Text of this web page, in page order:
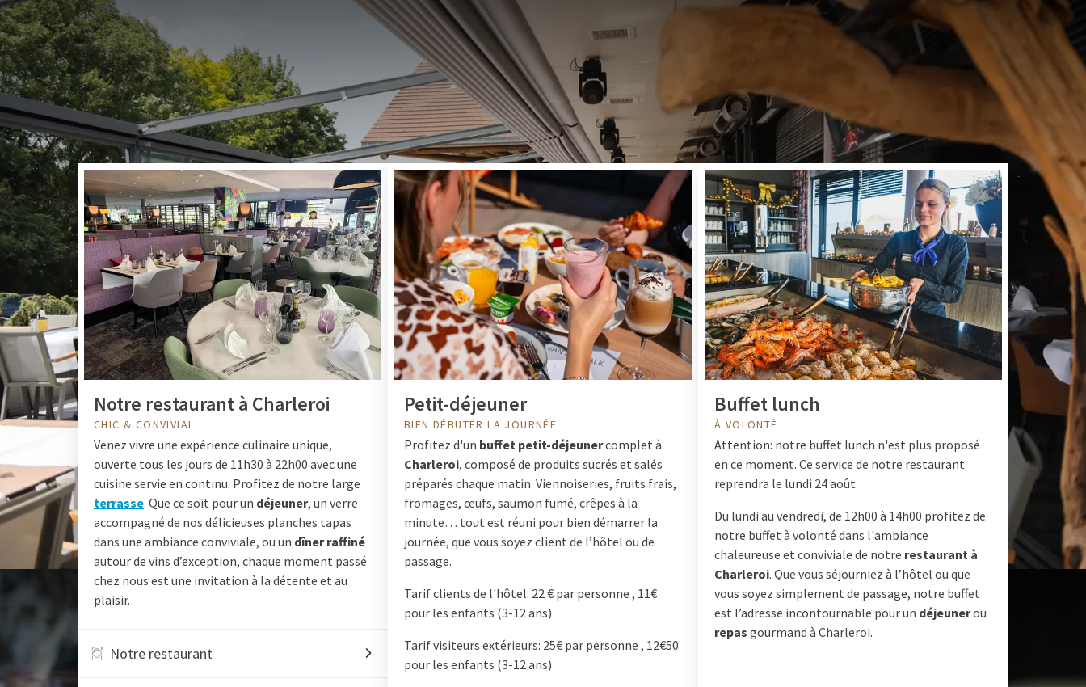
PETIT-DÉJEUNER, DÉJEUNER, DÎNER, APÉRITIF
Au Van der Valk Restaurant Charleroi, nous vous accueillons dans un cadre chaleureux, complété d'une
large terrasse, pour une expérience culinaire unique. Profitez d'un petit-déjeuner copieux, d’un buffet
gourmand, d'un déjeuner raffiné ou découvrez nos viandes d’exception Valk Butcher. Que ce soit pour
une pause avant votre vol ou un moment convivial entre amis ou collègues, notre restaurant est
l’endroit idéal pour se régaler.
Notre restaurant à Charleroi
CHIC & CONVIVIAL
Venez vivre une expérience culinaire unique,
ouverte tous les jours de 11h30 à 22h00 avec une
cuisine servie en continu. Profitez de notre large
terrasse. Que ce soit pour un déjeuner, un verre
accompagné de nos délicieuses planches tapas
dans une ambiance conviviale, ou un dîner raffiné
autour de vins d’exception, chaque moment passé
chez nous est une invitation à la détente et au
plaisir.
Notre restaurant
Petit-déjeuner
BIEN DÉBUTER LA JOURNÉE
Profitez d'un buffet petit-déjeunercomplet à
Charleroi, composé de produits sucrés et salés
préparés chaque matin. Viennoiseries, fruits frais,
fromages, œufs, saumon fumé, crêpes à la
minute… tout est réuni pour bien démarrer la
journée, que vous soyez client de l’hôtel ou de
passage.
Tarif clients de l'hôtel: 22 € par personne , 11€
pour les enfants (3-12 ans)
Tarif visiteurs extérieurs: 25€ par personne , 12€50
pour les enfants (3-12 ans)
Buffet lunch
À VOLONTÉ
Attention: notre buffet lunch n'est plus proposé
en ce moment. Ce service de notre restaurant
reprendra le lundi 24 août.
Du lundi au vendredi, de 12h00 à 14h00 profitez de
notre buffet à volonté dans l'ambiance
chaleureuse et conviviale de notre restaurant à
Charleroi. Que vous séjourniez à l’hôtel ou que
vous soyez simplement de passage, notre buffet
est l’adresse incontournable pour un déjeunerou
repas gourmand à Charleroi.